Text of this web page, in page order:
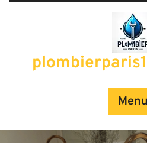
Menu